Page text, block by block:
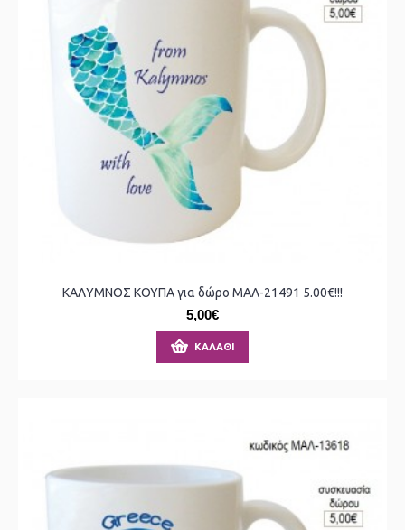
ΚΑΛΥΜΝΟΣ ΚΟΥΠΑ για δώρο ΜΑΛ-21491 5.00€!!!
5,00€
ΚΑΛΆΘΙ